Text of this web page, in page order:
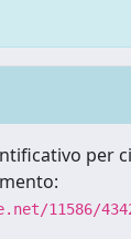
per
11586/